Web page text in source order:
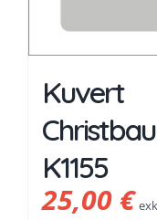
Kuvert
K1155
25,00€